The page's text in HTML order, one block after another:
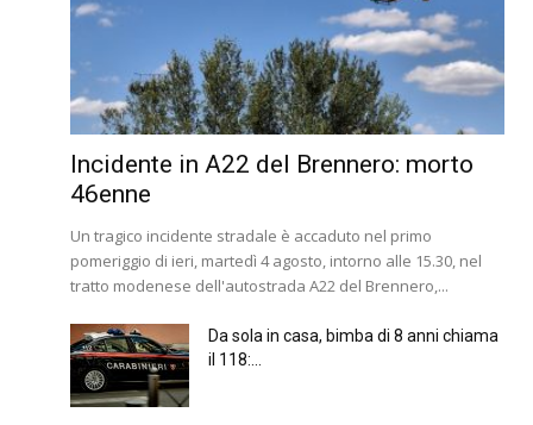
Incidente in A22 del Brennero: morto
46enne
Un tragico incidente stradale è accaduto nel primo
pomeriggio di ieri, martedì 4 agosto, intorno alle 15.30, nel
tratto modenese dell'autostrada A22 del Brennero,...
Da sola in casa, bimba di 8 anni chiama
il 118:...